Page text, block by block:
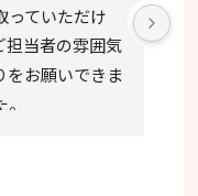
っていただけ
担当者の雰囲気
をお願いできま